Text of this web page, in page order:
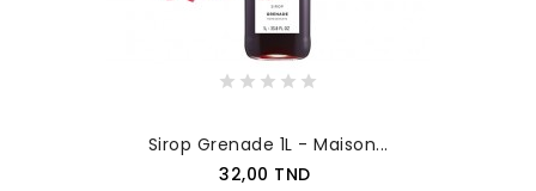
Sirop Grenade 1L - Maison...
Prix
32,00 TND